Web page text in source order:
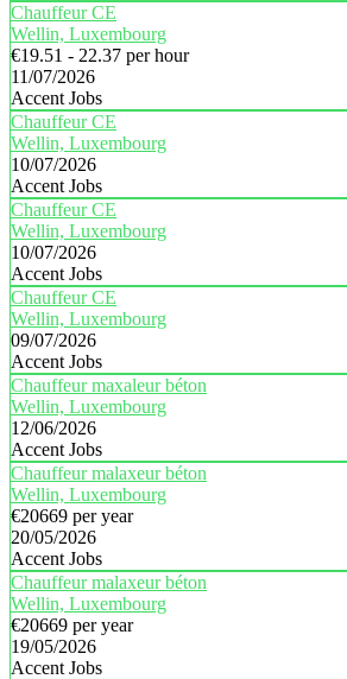
Chauffeur CE
Wellin, Luxembourg
€19.51 - 22.37 per hour
11/07/2026
Accent Jobs
Chauffeur CE
Wellin, Luxembourg
10/07/2026
Accent Jobs
Chauffeur CE
Wellin, Luxembourg
10/07/2026
Accent Jobs
Chauffeur CE
Wellin, Luxembourg
09/07/2026
Accent Jobs
Chauffeur maxaleur béton
Wellin, Luxembourg
12/06/2026
Accent Jobs
Chauffeur malaxeur béton
Wellin, Luxembourg
€20669 per year
20/05/2026
Accent Jobs
Chauffeur malaxeur béton
Wellin, Luxembourg
€20669 per year
19/05/2026
Accent Jobs